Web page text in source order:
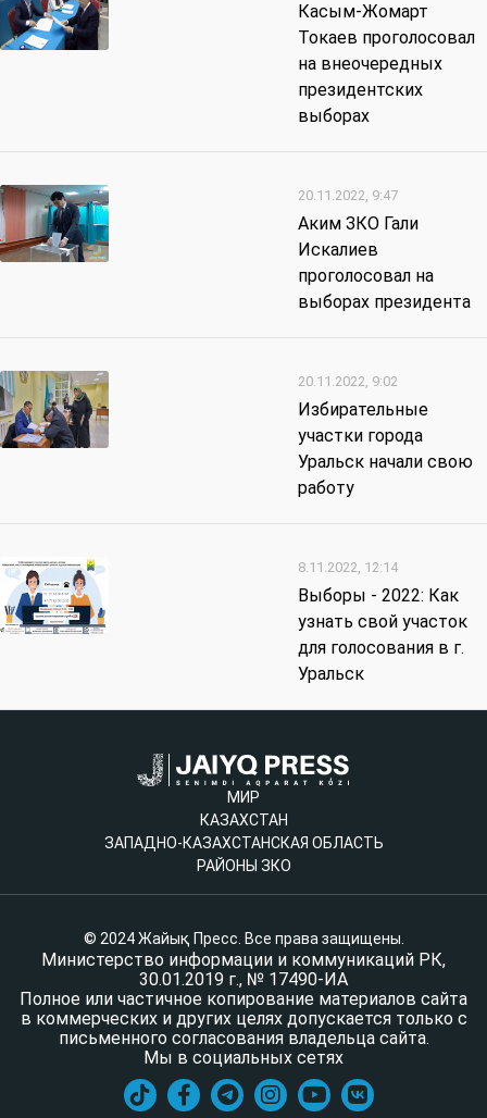
Касым-Жомарт
Токаев проголосовал
на внеочередных
президентских
выборах
20.11.2022, 9:47
Аким ЗКО Гали
Искалиев
проголосовал на
выборах президента
20.11.2022, 9:02
Избирательные
участки города
Уральск начали свою
работу
8.11.2022, 12:14
Выборы - 2022: Как
узнать свой участок
для голосования в г.
Уральск
МИР
КАЗАХСТАН
ЗАПАДНО-КАЗАХСТАНСКАЯ ОБЛАСТЬ
РАЙОНЫ ЗКО
© 2024 Жайық Пресс. Все права защищены.
Министерство информации и коммуникаций РК,
30.01.2019 г., № 17490-ИА
Полное или частичное копирование материалов сайта
в коммерческих и других целях допускается только с
письменного согласования владельца сайта.
Мы в социальных сетях